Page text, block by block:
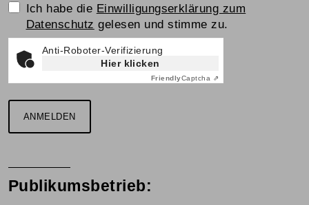
Einwilligungserklärung
Ich habe die Einwilligungserklärung zum
Datenschutz gelesen und stimme zu.
Anti-Roboter-Verifizierung
Hier klicken
FriendlyCaptcha ⇗
ANMELDEN
Publikumsbetrieb: